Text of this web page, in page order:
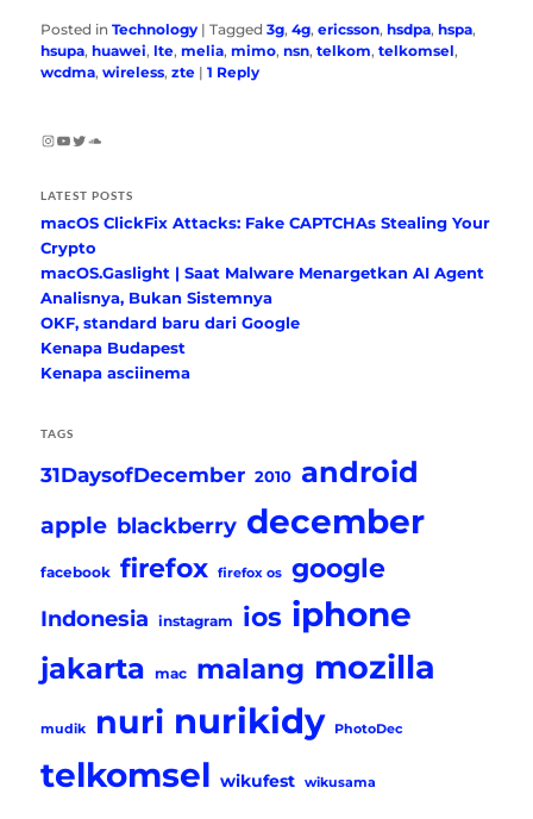
Posted in Technology |Tagged 3g,4g,ericsson,hsdpa,hspa,
hsupa,huawei,lte,melia,mimo,nsn,telkom,telkomsel,
wcdma,wireless,zte |1 Reply
Instagram
YouTube
Twitter
SoundCloud
LATEST POSTS
macOS ClickFix Attacks: Fake CAPTCHAs Stealing Your
Crypto
macOS.Gaslight | Saat Malware Menargetkan AI Agent
Analisnya, Bukan Sistemnya
OKF, standard baru dari Google
Kenapa Budapest
Kenapa asciinema
TAGS
31DaysofDecember 2010 android
apple blackberry december
facebook firefox firefox os google
Indonesia instagram ios iphone
jakarta mac malang mozilla
mudik nuri nurikidy PhotoDec
telkomsel wikufest wikusama